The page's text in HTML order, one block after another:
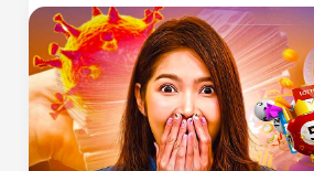
เลข
เด็ด
จาก
“ปฏิทิน
ดัง”